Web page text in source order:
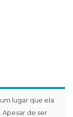
lugar que ela
Apesar de ser